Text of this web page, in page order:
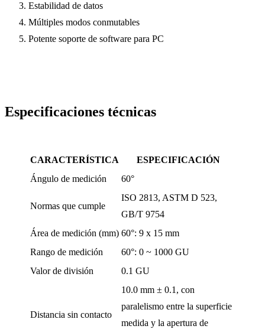
Estabilidad de datos
Múltiples modos conmutables
Potente soporte de software para PC
Especificaciones técnicas
CARACTERÍSTICA
ESPECIFICACIÓN
Ángulo de medición
60°
Normas que cumple
ISO 2813, ASTM D 523,
GB/T 9754
Área de medición (mm) 60°: 9 x 15 mm
Rango de medición
60°: 0 ~ 1000 GU
Valor de división
0.1 GU
Distancia sin contacto
10.0 mm ± 0.1, con
paralelismo entre la superficie
medida y la apertura de